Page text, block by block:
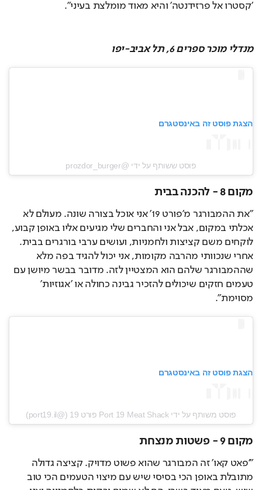
'קסטרו אל פרזידנטה' והיא מאוד מומלצת בעיני".
מנדלי מוכר ספרים 6, תל אביב-יפו
הצגת פוסט זה באינסטגרם
פוסט ששותף על ידי @‏‎prozdor_burger‎‏ ‎‏
מקום 8 - להכנה בבית
"את ההמבורגר מ'פורט 19' אני אוכל בצורה שונה. מעולם לא
אכלתי במקום, אבל אני והחברים שלי מגיעים אליו באופן קבוע,
לוקחים משם קציצות ולחמניות, ועושים ערבי בורגרים בבית.
אחרי שנכוותי מהרבה מקומות, אני יכול להגיד בפה מלא
שההמבורגר שלהם הוא המצטיין לזה. מדובר בבשר מיושן עם
טעמים חזקים שיכולים להזכיר גבינה כחולה או 'אגוזיות'
מסוימת".
הצגת פוסט זה באינסטגרם
פוסט משותף על ידי ‏‎Port 19 Meat Shack פורט 19‎‏ (@‏‎port19.il‎‏) ‎‏
מקום 9 - פשטות מנצחת
"'פאט קאו' זה המבורגר שהוא פשוט מדויק. קציצה גדולה
מתובלת באופן הכי בסיסי שיש עם מיצוי הטעמים הכי טוב